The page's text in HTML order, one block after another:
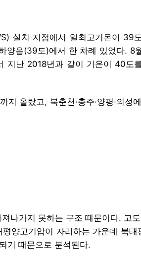
설치 지점에서 일최고기온이 39
양읍(39도)에서 한 차례 있었다. 8
지난 2018년과 같이 기온이 40도
지 올랐고, 북춘천·충주·양평·의성
지 발생했다.
에 놓인 것으로 분석돼, 무더위는